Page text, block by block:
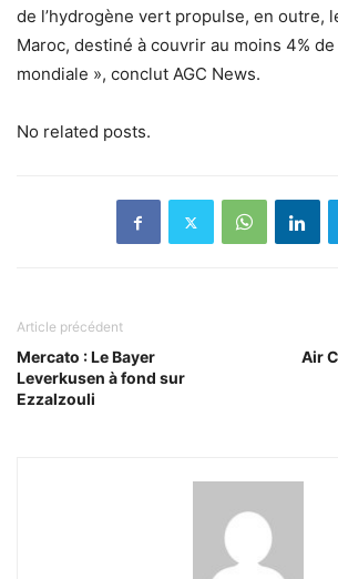
de l’hydrogène vert propulse, en outre,
Maroc, destiné à couvrir au moins 4%
mondiale », conclut AGC News.
No related posts.
Article précédent
Mercato : Le Bayer
Leverkusen à fond sur
Ezzalzouli
Air